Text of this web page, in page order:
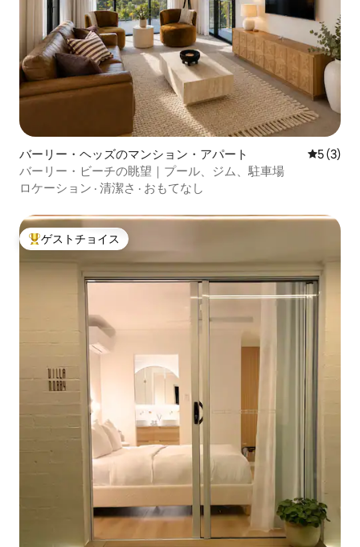
バーリー・ヘッズのマンション・アパート レビュー
5 (3)
バーリー・ビーチの眺望｜プール、ジム、駐車場
ロケーション · 清潔さ · おもてなし
大好評のゲストチョイスです。
ゲストチョイス